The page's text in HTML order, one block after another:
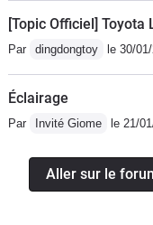
[Topic Officiel]
Par dingdongtoy le 30/
Éclairage
Par Invité Giome le 21/
Aller sur le